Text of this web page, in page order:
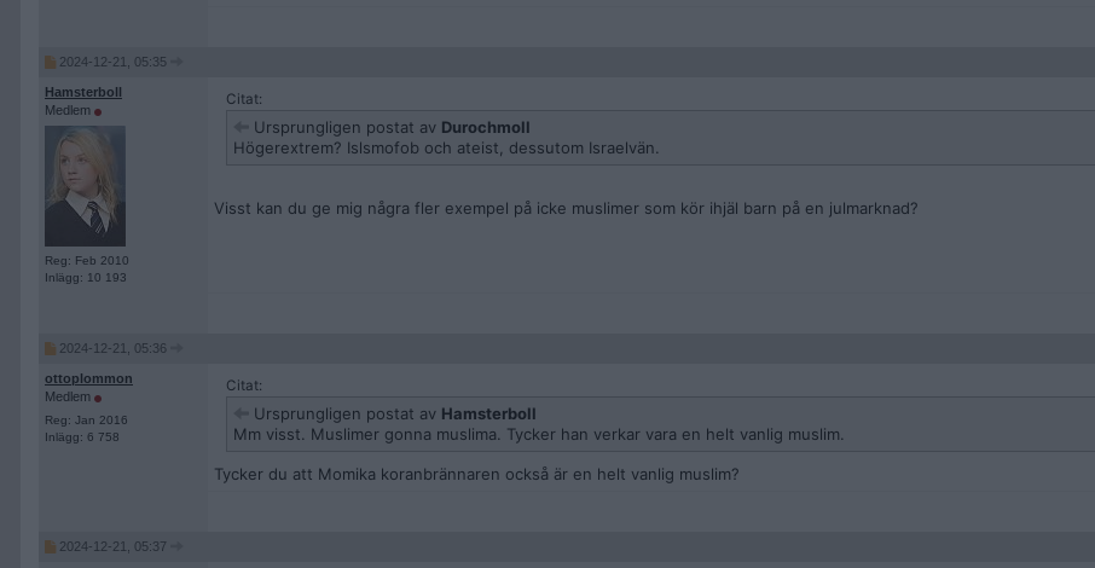
2024-12-21, 05:35
Hamsterboll
Medlem
Reg: Feb 2010
Inlägg: 10 193
Citat:
Ursprungligen postat av Durochmoll
Högerextrem? Islsmofob och ateist, dessutom Israelvän.
Visst kan du ge mig några fler exempel på icke muslimer som kör ihjäl barn på en julmarknad?
2024-12-21, 05:36
ottoplommon
Medlem
Reg: Jan 2016
Inlägg: 6 758
Citat:
Ursprungligen postat av Hamsterboll
Mm visst. Muslimer gonna muslima. Tycker han verkar vara en helt vanlig muslim.
Tycker du att Momika koranbrännaren också är en helt vanlig muslim?
2024-12-21, 05:37